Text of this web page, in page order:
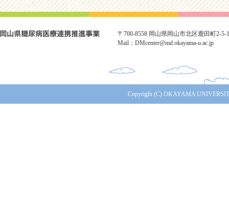
〒700-8558 岡山県岡山市北区鹿田町2-
Mail：DMcenter@md.okayama-u.ac.jp
Copyright (C) OKAYAMA